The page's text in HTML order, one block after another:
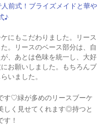
前式！ブライズメイドと華や
♪
にもこだわりました。リース
。リースのベース部分は、自
、あとは色味を統一し、大好
お願いしました。もちろんブ
いました。
す♡緑が多めのリースブーケ
しく見せてくれます◎持つと
！